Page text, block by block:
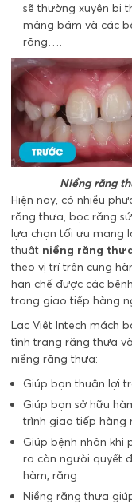
sẽ thường xuyên bị
mảng bám và các
răng….
Niềng răng
Hiện nay, có nhiều
răng thưa, bọc răng
lựa chọn tối ưu mang
thuật niềng răng
theo vị trí trên cung
hạn chế được các
trong giao tiếp hàng
Lạc Việt Intech mách
tình trạng răng thưa
niềng răng thưa:
Giúp bạn thuận lợi
Giúp bạn sở hữu
trình giao tiếp hàng
Giúp bệnh nhân khi
ra còn người quyết
hàm, răng
Niềng răng thưa